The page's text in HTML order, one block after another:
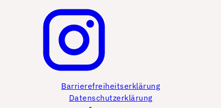
Barrierefreiheitserklärung
Datenschutzerklärung